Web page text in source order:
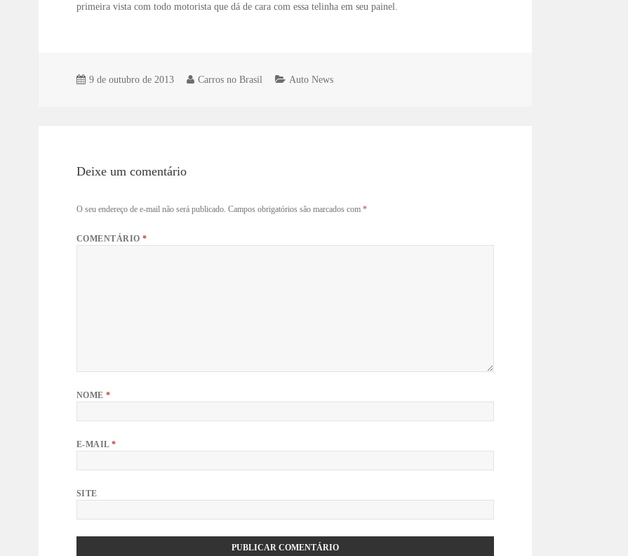
primeira vista com todo motorista que dá de cara com essa telinha em seu painel.
9 de outubro de 2013 Carros no Brasil Auto News
Deixe um comentário
O seu endereço de e-mail não será publicado. Campos obrigatórios são marcados com *
COMENTÁRIO*
NOME*
E-MAIL*
SITE